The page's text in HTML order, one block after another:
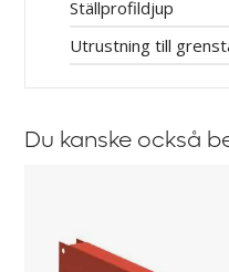
Ställprofildjup
Utrustning till
Du kanske också
Attillo